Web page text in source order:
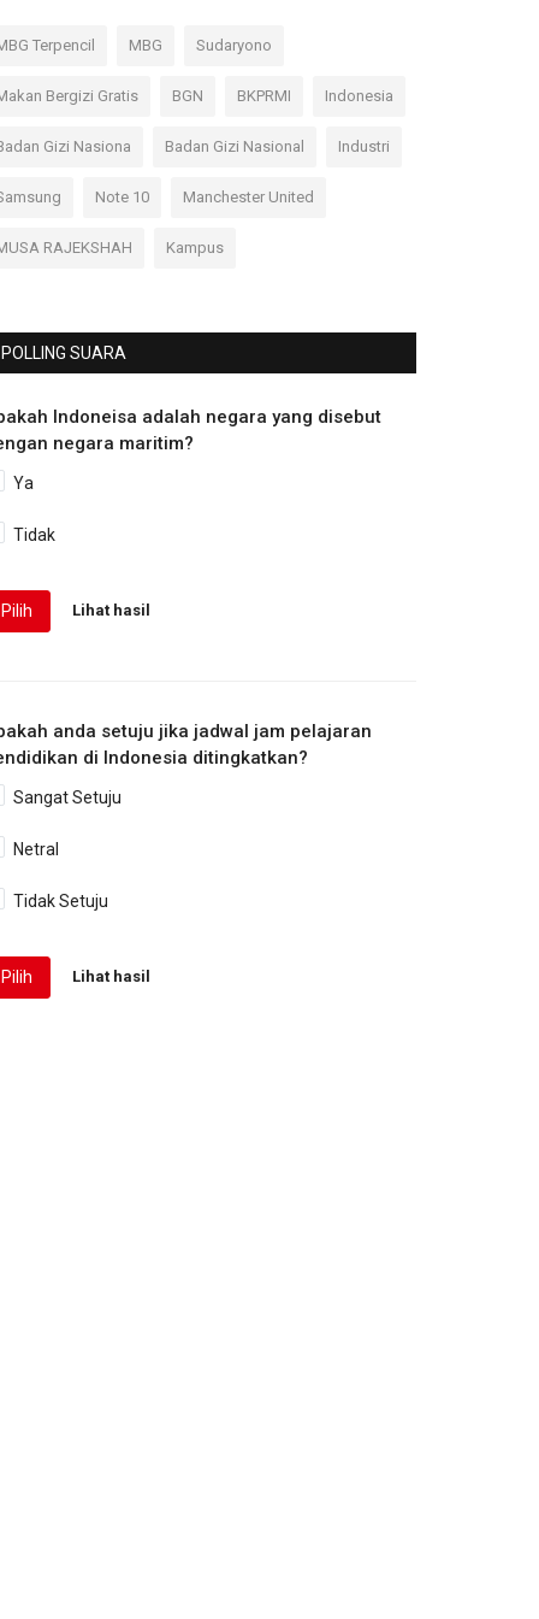
Terpencil MBG Sudaryono
Bergizi Gratis BGN BKPRMI Indonesia
Gizi Nasiona Badan Gizi Nasional Industri
Note 10 Manchester United
RAJEKSHAH Kampus
POLLING SUARA
Indoneisa adalah negara yang disebut
negara maritim?
Ya
Tidak
Pilih Lihat hasil
anda setuju jika jadwal jam pelajaran
di Indonesia ditingkatkan?
Sangat Setuju
Netral
Tidak Setuju
Pilih Lihat hasil